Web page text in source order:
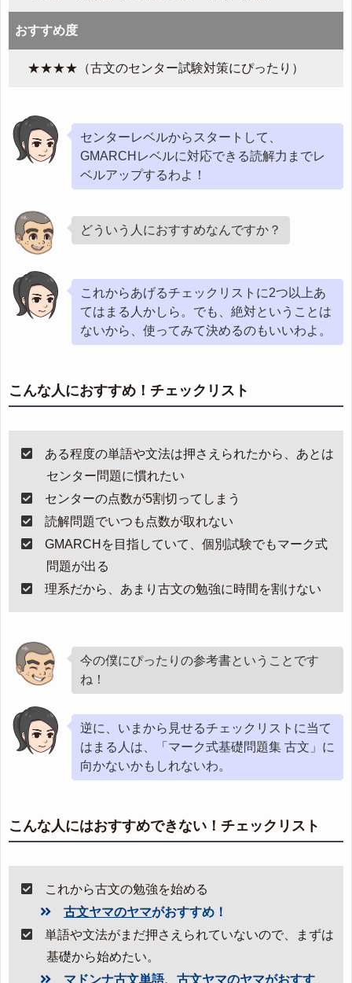
おすすめ度
★★★★（古文のセンター試験対策にぴったり）
センターレベルからスタートして、
GMARCHレベルに対応できる読解力までレ
ベルアップするわよ！
どういう人におすすめなんですか？
これからあげるチェックリストに2つ以上あ
てはまる人かしら。でも、絶対ということは
ないから、使ってみて決めるのもいいわよ。
こんな人におすすめ！チェックリスト
ある程度の単語や文法は押さえられたから、あとは
センター問題に慣れたい
センターの点数が5割切ってしまう
読解問題でいつも点数が取れない
GMARCHを目指していて、個別試験でもマーク式
問題が出る
理系だから、あまり古文の勉強に時間を割けない
今の僕にぴったりの参考書ということです
ね！
逆に、いまから見せるチェックリストに当て
はまる人は、「マーク式基礎問題集 古文」に
向かないかもしれないわ。
こんな人にはおすすめできない！チェックリスト
これから古文の勉強を始める
古文ヤマのヤマがおすすめ！
単語や文法がまだ押さえられていないので、まずは
基礎から始めたい。
マドンナ古文単語、 古文ヤマのヤマがおすす